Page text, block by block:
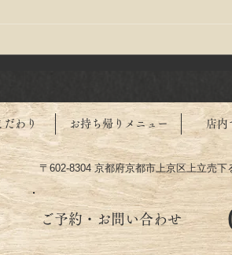
う巻たくさん鰻入れてい
だわり お持ち帰りメニュー 店内
〒602-8304 京都府京都市上京区上立売下
​ご予約・お問い合わせ